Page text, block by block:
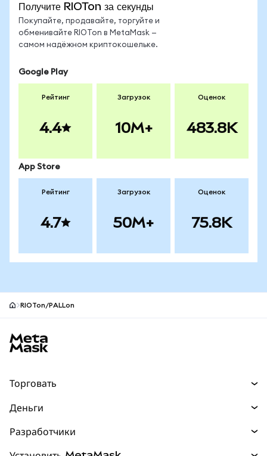
Получите RIOTon за секунды
Покупайте, продавайте, торгуйте и
обменивайте RIOTon в MetaMask —
самом надёжном криптокошельке.
Google Play
Рейтинг
4.4
Загрузок
10M+
Оценок
483.8K
App Store
Рейтинг
4.7
Загрузок
50M+
Оценок
75.8K
RIOTon/PALLon
Торговать
Прогнозы
Деньги
Разработчики